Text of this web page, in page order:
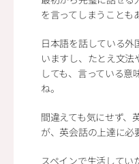
を言ってしまうことも
日本語を話している
いますし、たとえ文法
しても、言っている意
ね。
間違えても気にせず、
が、英会話の上達に必
スペインで生活してい